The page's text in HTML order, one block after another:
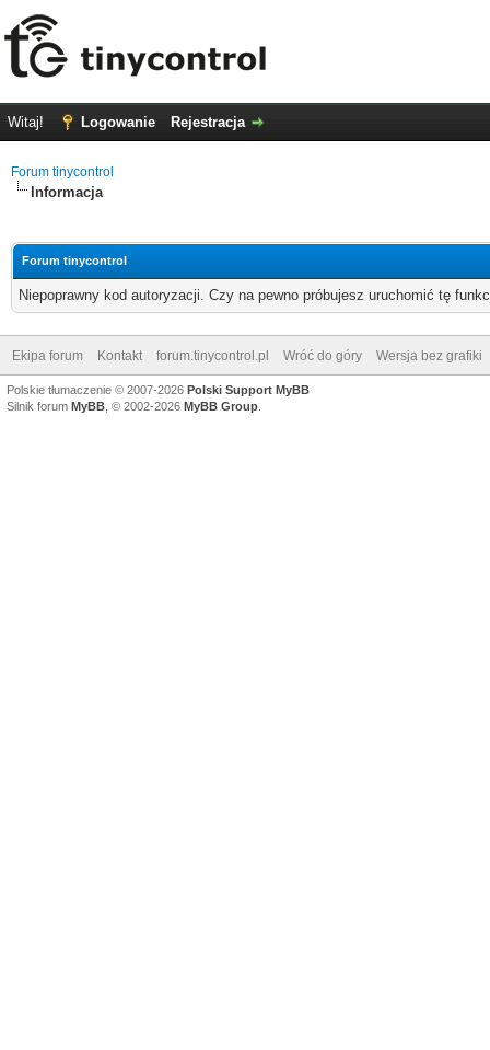
Witaj! Logowanie Rejestracja
Forum tinycontrol
Informacja
Forum tinycontrol
Niepoprawny kod autoryzacji. Czy na pewno próbujesz uruchomić tę
Ekipa forum Kontakt forum.tinycontrol.pl Wróć do góry Wersja bez grafiki
Polskie tłumaczenie © 2007-2026 Polski Support MyBB
Silnik forum MyBB , © 2002-2026 MyBB Group